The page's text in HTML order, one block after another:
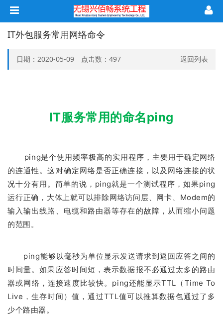
IT外包服务常用网络命令
日期：2020-05-09 点击数： 497 返回列表
IT服务常用的命名ping
ping是个使用频率极高的实用程序，主要用于确定网络
的连通性。这对确定网络是否正确连接，以及网络连接的状
况十分有用。简单的说，ping就是一个测试程序，如果ping
运行正确，大体上就可以排除网络访问层、网卡、Modem的
输入输出线路、电缆和路由器等存在的故障，从而缩小问题
的范围。
ping能够以毫秒为单位显示发送请求到返回应答之间的
时间量。如果应答时间短，表示数据报不必通过太多的路由
器或网络，连接速度比较快。ping还能显示TTL（Time To
Live，生存时间）值，通过TTL值可以推算数据包通过了多
少个路由器。